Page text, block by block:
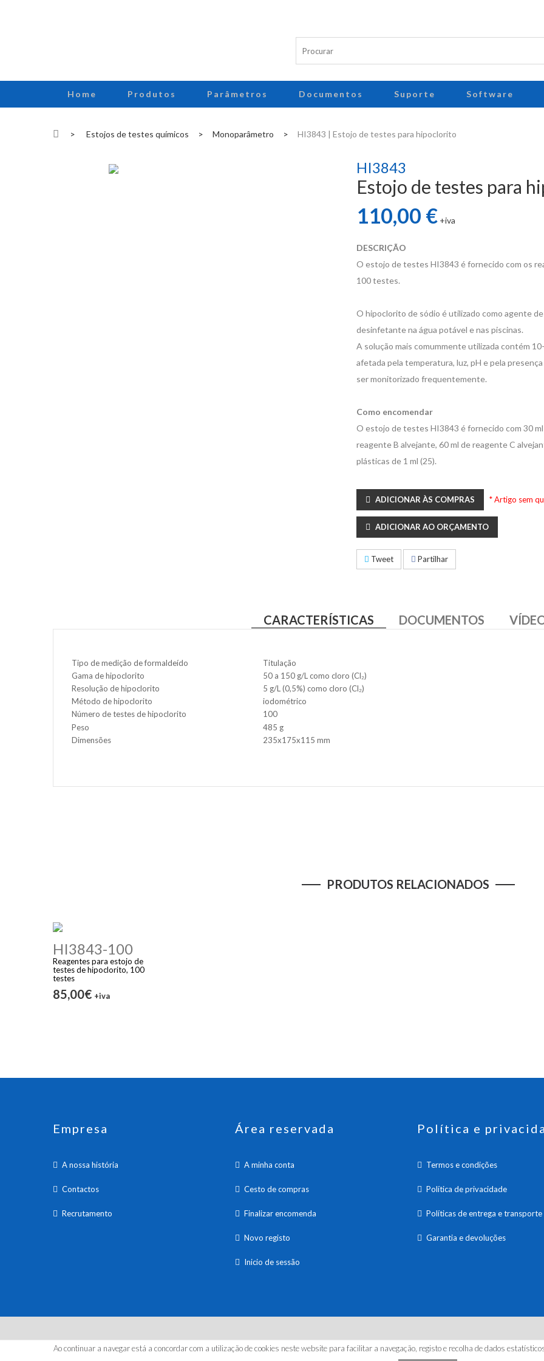
Home Produtos Parâmetros Documentos Suporte Software
> Estojos de testes químicos > Monoparâmetro > HI3843 | Estojo de testes para hipoclorito
HI3843
Estojo de testes para
110,00 € +iva
DESCRIÇÃO
O estojo de testes HI3843 é fornecido com os
100 testes.
O hipoclorito de sódio é utilizado como agente
desinfetante na água potável e nas piscinas.
A solução mais comummente utilizada contém
afetada pela temperatura, luz, pH e pela
ser monitorizado frequentemente.
Como encomendar
O estojo de testes HI3843 é fornecido com 30
reagente B alvejante, 60 ml de reagente C
plásticas de 1 ml (25).
ADICIONAR ÀS COMPRAS * Artigo sem
ADICIONAR AO ORÇAMENTO
Tweet Partilhar
CARACTERÍSTICAS DOCUMENTOS
Tipo de medição de formaldeído
Titulação
Gama de hipoclorito
50 a 150 g/L como cloro (Cl₂)
Resolução de hipoclorito
5 g/L (0,5%) como cloro (Cl₂)
Método de hipoclorito
iodométrico
Número de testes de hipoclorito
100
Peso
485 g
Dimensões
235x175x115 mm
PRODUTOS RELACIONADOS
HI3843-100
Reagentes para estojo de
testes de hipoclorito, 100
testes
85,00€ +iva
Empresa
A nossa história
Contactos
Recrutamento
Área reservada
A minha conta
Cesto de compras
Finalizar encomenda
Novo registo
Inicio de sessão
Política e
Termos e condições
Política de privacidade
Políticas de entrega e transporte
Garantia e devoluções
© 2026 HANNA INSTRUMENTS PORTUGAL, LDA. Todos os direitos
by | kuattrodesign
Ao continuar a navegar está a concordar com a utilização de cookies neste website para facilitar a navegação, registo e recolha de dados